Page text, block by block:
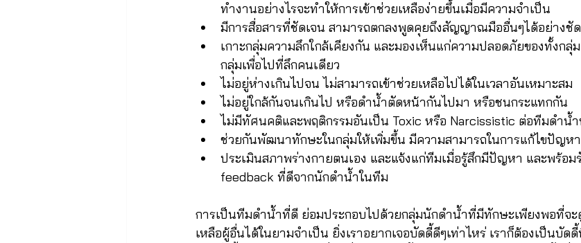
ทำงานอย่างไรจะทำให้การเข้าช่วยเหลือง่ายขึ้นเมื่อมีความจำเป็น
มีการสื่อสารที่ชัดเจน สามารถตกลงพูดคุยถึงสัญญาณมืออื่นๆได้อย่างชัด
เกาะกลุ่มความลึกใกล้เคียงกัน และมองเห็นแก่ความปลอดภัยของทั้งกลุ่
กลุ่มเพื่อไปที่ลึกคนเดียว
ไม่อยู่ห่างเกินไปจน ไม่สามารถเข้าช่วยเหลือไปได้ในเวลาอันเหมาะสม
ไม่อยู่ใกล้กันจนเกินไป หรือดำน้ำตัดหน้ากันไปมา หรือชนกระแทกกัน
ไม่มีทัศนคติและพฤติกรรมอันเป็น Toxic หรือ Narcissistic ต่อทีมดำน้ำ
ช่วยกันพัฒนาทักษะในกลุ่มให้เพิ่มขึ้น มีความสามารถในการแก้ไขปัญห
ประเมินสภาพร่างกายตนเอง และแจ้งแก่ทีมเมื่อรู้สึกมีปัญหา และพร้อ
feedback ที่ดีจากนักดำน้ำในทีม
การเป็นทีมดำน้ำที่ดี ย่อมประกอบไปด้วยกลุ่มนักดำน้ำที่มีทักษะเพียงพอที่จะ
เหลือผู้อื่นได้ในยามจำเป็น ยิ่งเราอยากเจอบัดดี้ดีๆเท่าไหร่ เราก็ต้องเป็นบัด